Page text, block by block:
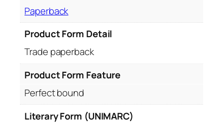
Paperback
Product Form Detail
Trade paperback
Product Form Feature
Perfect bound
Literary Form (UNIMARC)